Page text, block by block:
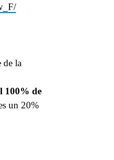
de la
100% de
un 20%